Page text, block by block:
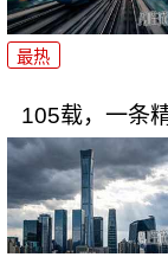
最热
105载，一条